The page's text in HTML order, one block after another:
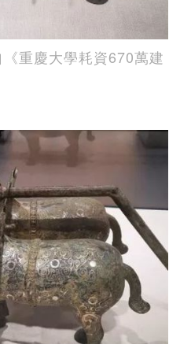
重慶大學耗資670萬建